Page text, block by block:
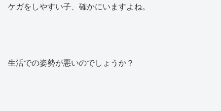
ケガをしやすい子、確かにいますよね。
生活での姿勢が悪いのでしょうか？